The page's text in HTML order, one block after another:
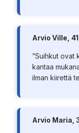
Arvio Ville,
”Suihkut ovat
kantaa
ilman kiirettä
Arvio Maria,